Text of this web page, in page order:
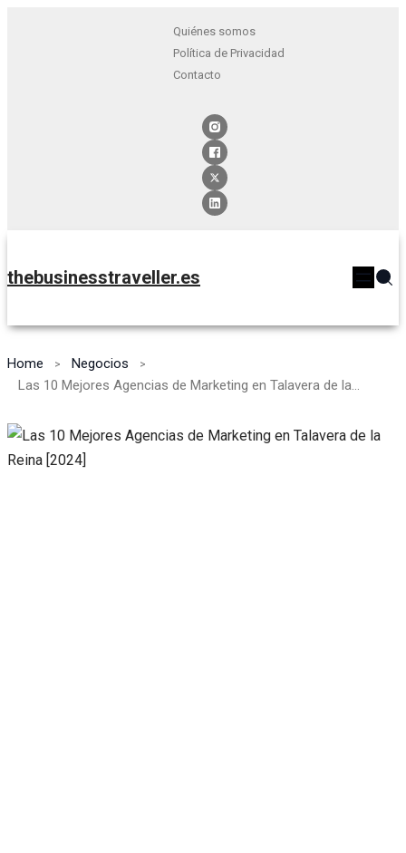
Quiénes somos
Política de Privacidad
Contacto
thebusinesstraveller.es
Home
Negocios
Las 10 Mejores Agencias de Marketing en Talavera de la Reina [2024]